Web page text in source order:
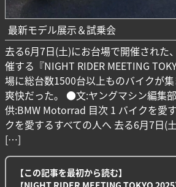
最新モデル展示＆試乗会
去る6月7日(土)にお台場で開催された
催する『NIGHT RIDER MEETING
場に総台数1500台以上ものバイクが
爽快だった。 ●文:ヤングマシン編集
供:BMW Motorrad 目次 1 バイクを愛
クを愛するすべての人へ 去る6月7日(
[…]
【この記事を最初から読む】